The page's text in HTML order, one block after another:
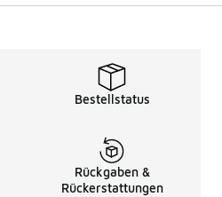
Bestellstatus
Rückgaben &
Rückerstattungen